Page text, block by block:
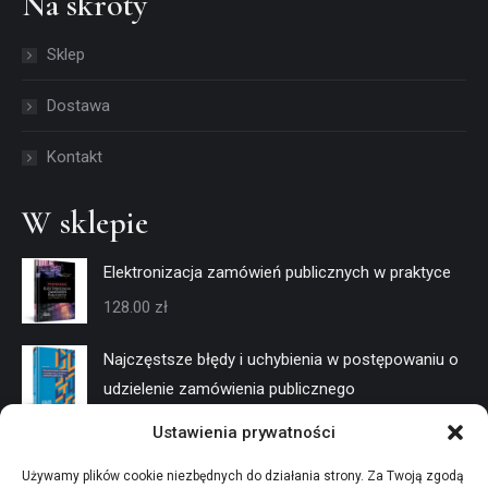
Ustawienia prywatności
Używamy plików cookie niezbędnych do działania strony. Za Twoją zgodą
opens
new
opens
new
Sklep
Dostawa
Kontakt
W sklepie
Elektronizacja zamówień publicznych w praktyce
128.00 zł
Najczęstsze błędy i uchybienia w postępowaniu o
udzielenie zamówienia publicznego
128.00zł
Negocjacje w trybach konkurencyjnych